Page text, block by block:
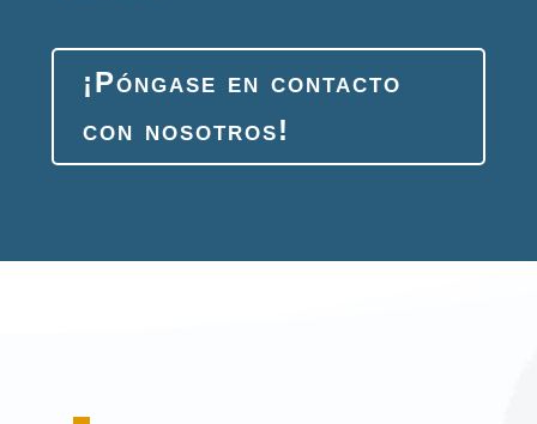
¡Póngase en contacto
con nosotros!